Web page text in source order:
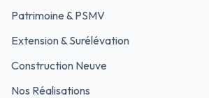
Patrimoine & PSMV
Extension & Surélévation
Construction Neuve
Nos Réalisations